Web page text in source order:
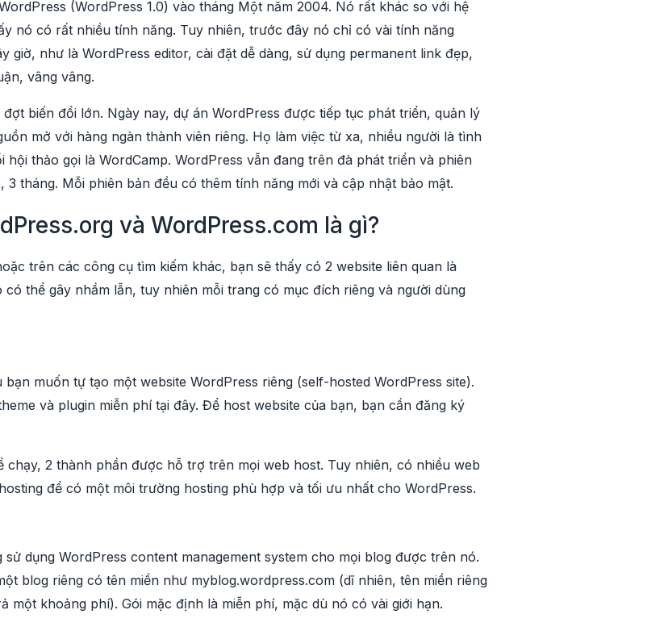
(WordPress 1.0) vào tháng Một năm 2004. Nó rất khác so với hệ
nó có rất nhiều tính năng. Tuy nhiên, trước đây nó chỉ có vài tính năng
giờ, như là WordPress editor, cài đặt dễ dàng, sử dụng permanent link đẹp,
vâng vâng.
biến đổi lớn. Ngày nay, dự án WordPress được tiếp tục phát triển, quản lý
mở với hàng ngàn thành viên riêng. Họ làm việc từ xa, nhiều người là tình
thảo gọi là WordCamp. WordPress vẫn đang trên đà phát triển và phiên
tháng. Mỗi phiên bản đều có thêm tính năng mới và cập nhật bảo mật.
và WordPress.com là gì?
trên các công cụ tìm kiếm khác, bạn sẽ thấy có 2 website liên quan là
có thể gây nhầm lẫn, tuy nhiên mỗi trang có mục đích riêng và người dùng
muốn tự tạo một website WordPress riêng (self-hosted WordPress site).
và plugin miễn phí tại đây. Để host website của bạn, bạn cần đăng ký
chạy, 2 thành phần được hỗ trợ trên mọi web host. Tuy nhiên, có nhiều web
để có một môi trường hosting phù hợp và tối ưu nhất cho WordPress.
dụng WordPress content management system cho mọi blog được trên nó.
blog riêng có tên miền như myblog.wordpress.com (dĩ nhiên, tên miền riêng
một khoảng phí). Gói mặc định là miễn phí, mặc dù nó có vài giới hạn.